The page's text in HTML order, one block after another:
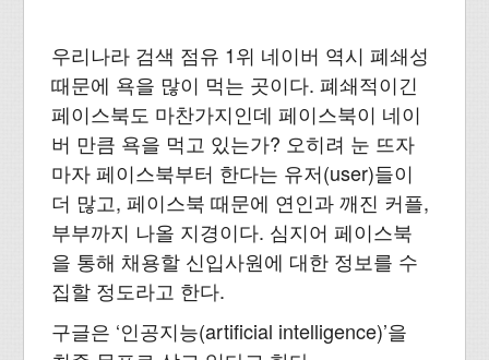
우리나라 검색 점유 1위 네이버 역시 폐쇄성
때문에 욕을 많이 먹는 곳이다. 폐쇄적이긴
페이스북도 마찬가지인데 페이스북이 네이
버 만큼 욕을 먹고 있는가? 오히려 눈 뜨자
마자 페이스북부터 한다는 유저(user)들이
더 많고, 페이스북 때문에 연인과 깨진 커플,
부부까지 나올 지경이다. 심지어 페이스북
을 통해 채용할 신입사원에 대한 정보를 수
집할 정도라고 한다.
구글은 ‘인공지능(artificial intelligence)’을